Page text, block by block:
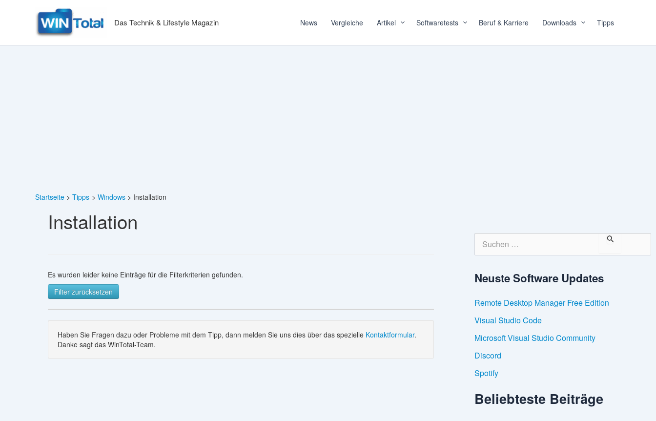
Das Technik & Lifestyle Magazin News Vergleiche Artikel Softwaretests Beruf & Karriere Downloads Tipps
Startseite Tipps Windows Installation
Installation
Es wurden leider keine Einträge für die Filterkriterien gefunden.
Filter zurücksetzen
Haben Sie Fragen dazu oder Probleme mit dem Tipp, dann melden Sie uns dies über das spezielle Kontaktformular.
Danke sagt das WinTotal-Team.
c
e
a
c
h
:
Neuste Software Updates
Remote Desktop Manager Free Edition
Visual Studio Code
Microsoft Visual Studio Community
Discord
Spotify
Beliebteste Beiträge